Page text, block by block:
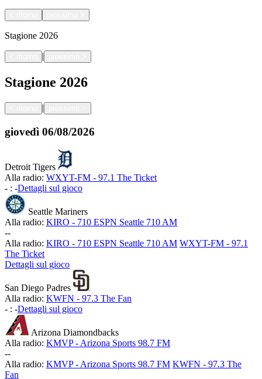
Stagione 2026
|
Stagione 2026
|
giovedì 06/08/2026
Detroit Tigers
Alla radio: WXYT-FM - 97.1 The Ticket
- : -Dettagli sul gioco
Seattle Mariners
Alla radio: KIRO - 710 ESPN Seattle 710 AM
--
Alla radio: KIRO - 710 ESPN Seattle 710 AM WXYT-FM - 97.1
The Ticket
Dettagli sul gioco
San Diego Padres
Alla radio: KWFN - 97.3 The Fan
- : -Dettagli sul gioco
Arizona Diamondbacks
Alla radio: KMVP - Arizona Sports 98.7 FM
--
Alla radio: KMVP - Arizona Sports 98.7 FM KWFN - 97.3 The
Fan